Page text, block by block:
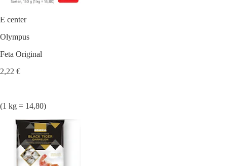
E center
Olympus
Feta Original
2,22 €
(1 kg = 14,80)